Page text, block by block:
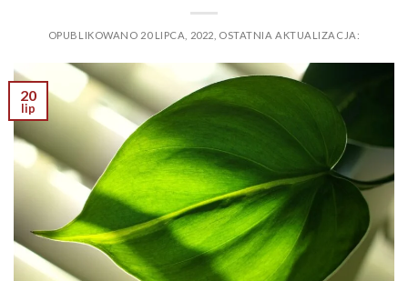
OPUBLIKOWANO 20 LIPCA, 2022 OSTATNIA AKTUALIZACJA:
20
lip